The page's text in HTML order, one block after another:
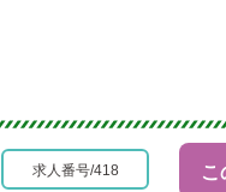
求人番号/418 こ